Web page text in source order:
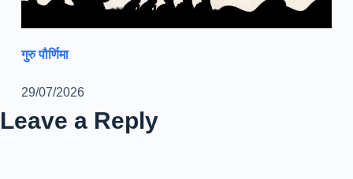
गुरु पौर्णिमा
29/07/2026
Leave a Reply